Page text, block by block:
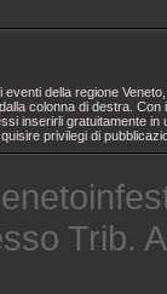
della regione
colonna di destra.
inserirli gratuitamente
privilegi di
Trib.